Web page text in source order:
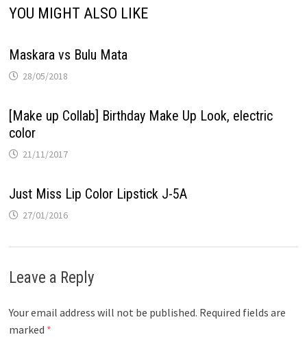
YOU MIGHT ALSO LIKE
Maskara vs Bulu Mata
28/05/2018
[Make up Collab] Birthday Make Up Look, electric
color
21/11/2017
Just Miss Lip Color Lipstick J-5A
27/01/2016
Leave a Reply
Your email address will not be published. Required fields are
marked *